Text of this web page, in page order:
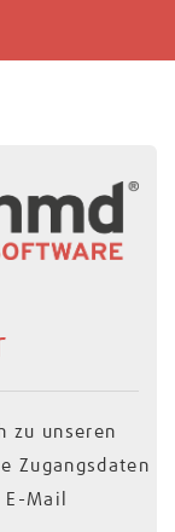
zu unseren
Zugangsdaten
Mail